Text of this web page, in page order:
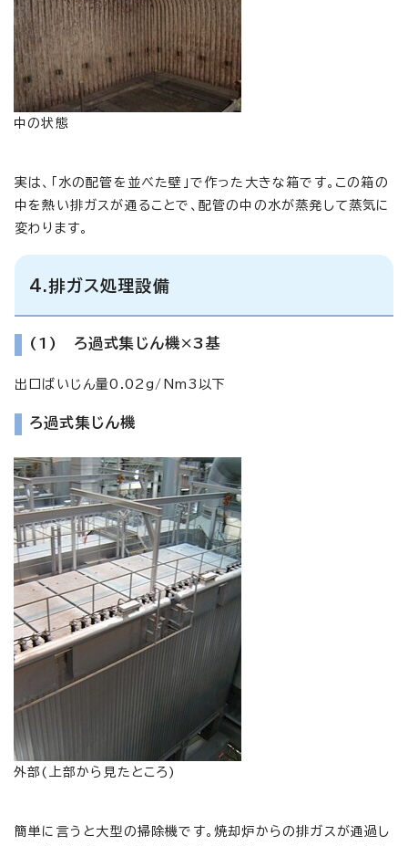
中の状態
実は、「水の配管を並べた壁」で作った大きな箱です。この箱の
中を熱い排ガスが通ることで、配管の中の水が蒸発して蒸気に
変わります。
4.排ガス処理設備
(1) ろ過式集じん機×3基
出口ばいじん量0.02g/Nm3以下
ろ過式集じん機
外部(上部から見たところ)
簡単に言うと大型の掃除機です。焼却炉からの排ガスが通過し